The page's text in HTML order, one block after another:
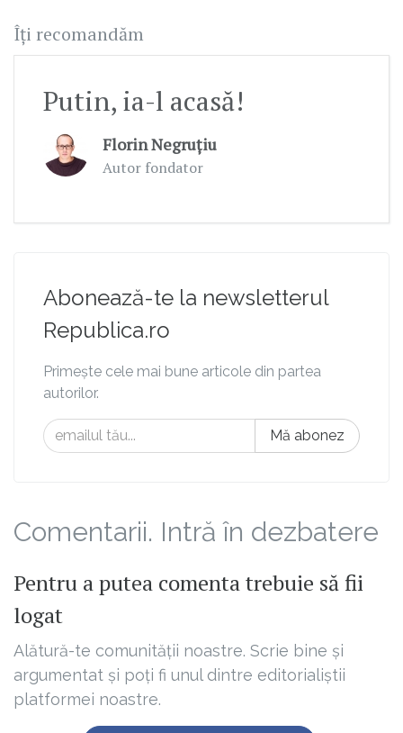
Îți recomandăm
Putin, ia-l acasă!
Florin Negruțiu
Autor fondator
Abonează-te la newsletterul
Republica.ro
Primește cele mai bune articole din partea
autorilor.
Mă abonez
Comentarii. Intră în dezbatere
Pentru a putea comenta trebuie să fii
logat
Alătură-te comunității noastre. Scrie bine și
argumentat și poți fi unul dintre editorialiștii
platformei noastre.